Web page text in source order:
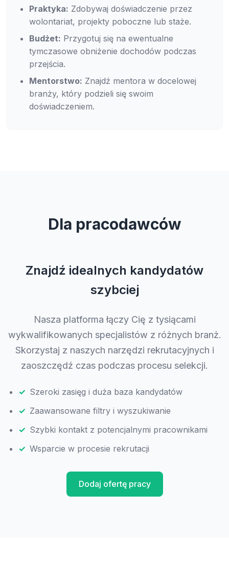
Praktyka: Zdobywaj doświadczenie przez
wolontariat, projekty poboczne lub staże.
Budżet: Przygotuj się na ewentualne
tymczasowe obniżenie dochodów podczas
przejścia.
Mentorstwo: Znajdź mentora w docelowej
branży, który podzieli się swoim
doświadczeniem.
Dla pracodawców
Znajdź idealnych kandydatów
szybciej
Nasza platforma łączy Cię z tysiącami
wykwalifikowanych specjalistów z różnych branż.
Skorzystaj z naszych narzędzi rekrutacyjnych i
zaoszczędź czas podczas procesu selekcji.
Szeroki zasięg i duża baza kandydatów
Zaawansowane filtry i wyszukiwanie
Szybki kontakt z potencjalnymi pracownikami
Wsparcie w procesie rekrutacji
Dodaj ofertę pracy